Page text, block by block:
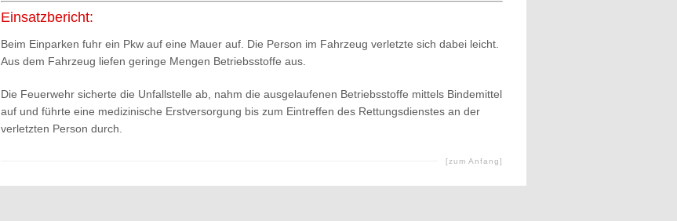
Einsatzbericht:
Beim Einparken fuhr ein Pkw auf eine Mauer auf. Die Person im Fahrzeug verletzte sich dabei leicht.
Aus dem Fahrzeug liefen geringe Mengen Betriebsstoffe aus.
Die Feuerwehr sicherte die Unfallstelle ab, nahm die ausgelaufenen Betriebsstoffe mittels Bindemittel
auf und führte eine medizinische Erstversorgung bis zum Eintreffen des Rettungsdienstes an der
verletzten Person durch.
[zum Anfang]